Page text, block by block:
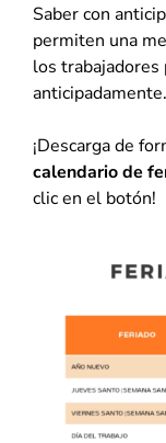
Saber con
permiten una
los
anticipadamente.
¡Descarga de
calendario de
clic en el botón!